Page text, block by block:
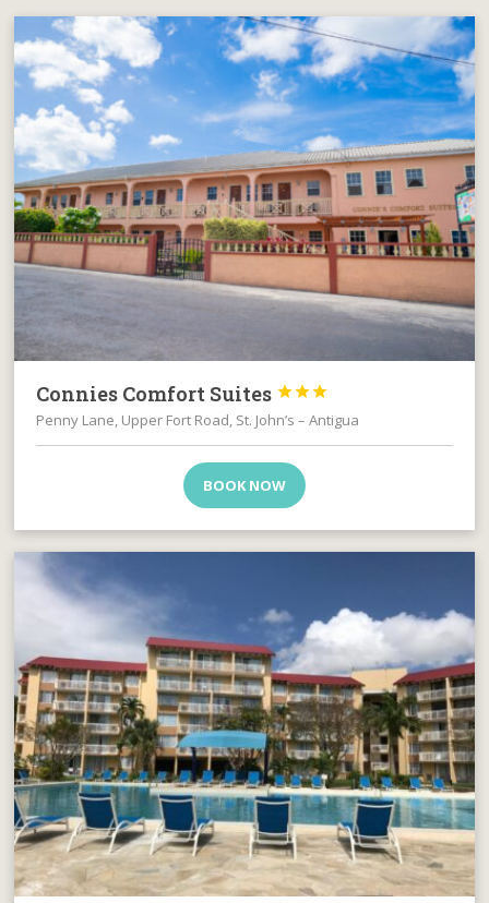
Connies Comfort Suites 


Penny Lane, Upper Fort Road, St. John’s – Antigua
BOOK NOW